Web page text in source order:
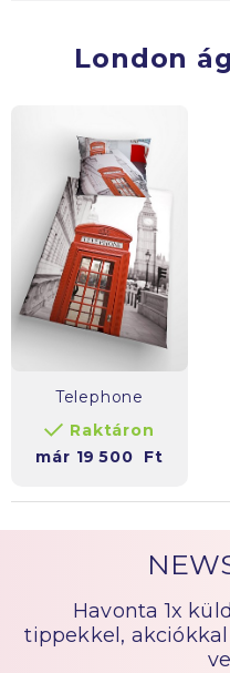
London
Telephone
Raktáron
már 19 500 Ft
Havonta 1x
tippekkel, akciókkal